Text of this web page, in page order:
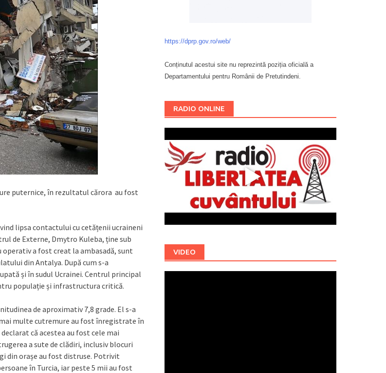
puternice, în rezultatul cărora au fost
lipsa contactului cu cetățenii ucraineni
de Externe, Dmytro Kuleba, ține sub
a fost creat la ambasadă, sunt
din Antalya. După cum s-a
și în sudul Ucrainei. Centrul principal
populație și infrastructura critică.
de aproximativ 7,8 grade. El s-a
multe cutremure au fost înregistrate în
că acestea au fost cele mai
a sute de clădiri, inclusiv blocuri
din orașe au fost distruse. Potrivit
în Turcia, iar peste 5 mii au fost
https://dprp.gov.ro/web/
Conținutul acestui site nu reprezintă poziția oficială a
Departamentului pentru Românii de Pretutindeni.
RADIO ONLINE
VIDEO